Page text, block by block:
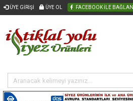
ÜYE GİRİŞİ ÜYE OL FACEBOOK İLE BAĞLAN